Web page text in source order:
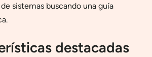
sistemas buscando una guía
destacadas